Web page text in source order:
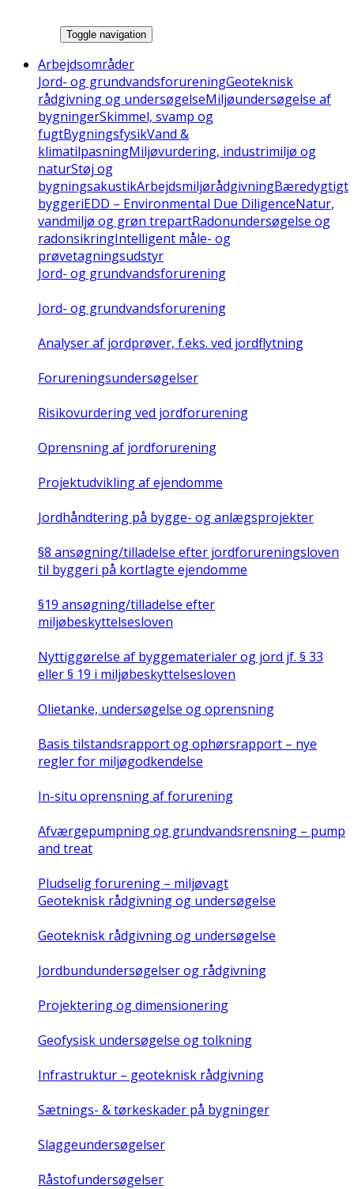
Toggle navigation
Arbejdsområder
Jord- og grundvandsforureningGeoteknisk
rådgivning og undersøgelseMiljøundersøgelse af
bygningerSkimmel, svamp og
fugtBygningsfysikVand &
klimatilpasningMiljøvurdering, industrimiljø og
naturStøj og
bygningsakustikArbejdsmiljørådgivningBæredygtigt
byggeriEDD – Environmental Due DiligenceNatur,
vandmiljø og grøn trepartRadonundersøgelse og
radonsikringIntelligent måle- og
prøvetagningsudstyr
Jord- og grundvandsforurening
Jord- og grundvandsforurening
Analyser af jordprøver, f.eks. ved jordflytning
Forureningsundersøgelser
Risikovurdering ved jordforurening
Oprensning af jordforurening
Projektudvikling af ejendomme
Jordhåndtering på bygge- og anlægsprojekter
§8 ansøgning/tilladelse efter jordforureningsloven
til byggeri på kortlagte ejendomme
§19 ansøgning/tilladelse efter
miljøbeskyttelsesloven
Nyttiggørelse af byggematerialer og jord jf. § 33
eller § 19 i miljøbeskyttelsesloven
Olietanke, undersøgelse og oprensning
Basis tilstandsrapport og ophørsrapport – nye
regler for miljøgodkendelse
In-situ oprensning af forurening
Afværgepumpning og grundvandsrensning – pump
and treat
Pludselig forurening – miljøvagt
Geoteknisk rådgivning og undersøgelse
Geoteknisk rådgivning og undersøgelse
Jordbundundersøgelser og rådgivning
Projektering og dimensionering
Geofysisk undersøgelse og tolkning
Infrastruktur – geoteknisk rådgivning
Sætnings- & tørkeskader på bygninger
Slaggeundersøgelser
Råstofundersøgelser